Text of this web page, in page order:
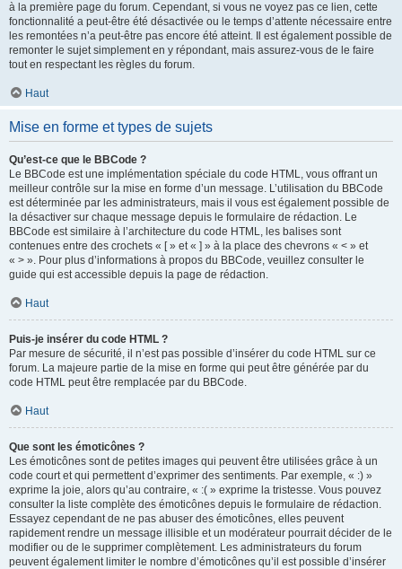
à la première page du forum. Cependant, si vous ne voyez pas ce lien, cette
fonctionnalité a peut-être été désactivée ou le temps d’attente nécessaire entre
les remontées n’a peut-être pas encore été atteint. Il est également possible de
remonter le sujet simplement en y répondant, mais assurez-vous de le faire
tout en respectant les règles du forum.
Haut
Mise en forme et types de sujets
Qu’est-ce que le BBCode ?
Le BBCode est une implémentation spéciale du code HTML, vous offrant un
meilleur contrôle sur la mise en forme d’un message. L’utilisation du BBCode
est déterminée par les administrateurs, mais il vous est également possible de
la désactiver sur chaque message depuis le formulaire de rédaction. Le
BBCode est similaire à l’architecture du code HTML, les balises sont
contenues entre des crochets « [ » et « ] » à la place des chevrons « < » et
« > ». Pour plus d’informations à propos du BBCode, veuillez consulter le
guide qui est accessible depuis la page de rédaction.
Haut
Puis-je insérer du code HTML ?
Par mesure de sécurité, il n’est pas possible d’insérer du code HTML sur ce
forum. La majeure partie de la mise en forme qui peut être générée par du
code HTML peut être remplacée par du BBCode.
Haut
Que sont les émoticônes ?
Les émoticônes sont de petites images qui peuvent être utilisées grâce à un
code court et qui permettent d’exprimer des sentiments. Par exemple, « :) »
exprime la joie, alors qu’au contraire, « :( » exprime la tristesse. Vous pouvez
consulter la liste complète des émoticônes depuis le formulaire de rédaction.
Essayez cependant de ne pas abuser des émoticônes, elles peuvent
rapidement rendre un message illisible et un modérateur pourrait décider de le
modifier ou de le supprimer complètement. Les administrateurs du forum
peuvent également limiter le nombre d’émoticônes qu’il est possible d’insérer